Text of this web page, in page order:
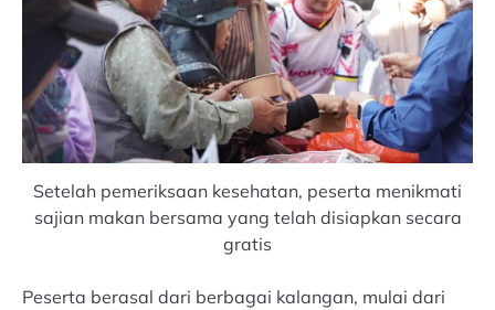
Setelah pemeriksaan kesehatan, peserta menikmati
sajian makan bersama yang telah disiapkan secara
gratis
Peserta berasal dari berbagai kalangan, mulai dari